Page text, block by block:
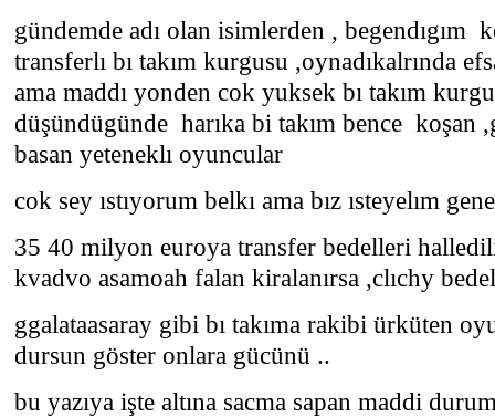
gündemde adı olan isimlerden , begendıgım
transferlı bı takım kurgusu ,oynadıkalrında
ama maddı yonden cok yuksek bı takım
düşündügünde harıka bi takım bence koşan
basan yeteneklı oyuncular
cok sey ıstıyorum belkı ama bız ısteyelım
35 40 milyon euroya transfer bedelleri
kvadvo asamoah falan kiralanırsa ,clıchy
ggalataasaray gibi bı takıma rakibi ürküten
dursun göster onlara gücünü ..
bu yazıya işte altına sacma sapan maddi